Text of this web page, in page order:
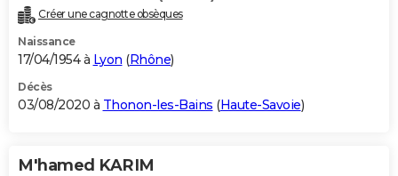
Créer une cagnotte obsèques
Naissance
17/04/1954 à Lyon (Rhône)
Décès
03/08/2020 à Thonon-les-Bains (Haute-Savoie)
M'hamed KARIM